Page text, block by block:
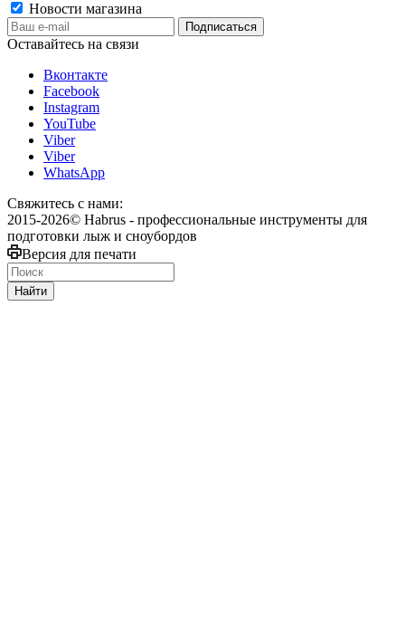
Новости магазина
Оставайтесь на связи
Вконтакте
Facebook
Instagram
YouTube
Viber
Viber
WhatsApp
Свяжитесь с нами:
2015-2026© Habrus - профессиональные инструменты для
подготовки лыж и сноубордов
Версия для печати
Найти